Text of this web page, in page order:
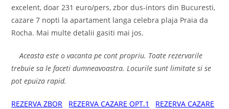
excelent, doar 231 euro/pers, zbor dus-intors din Bucuresti,
cazare 7 nopti la apartament langa celebra plaja Praia da
Rocha. Mai multe detalii gasiti mai jos.
Aceasta este o vacanta pe cont propriu. Toate rezervarile
trebuie sa le faceti dumneavoastra. Locurile sunt limitate si se
pot epuiza rapid.
REZERVA ZBOR REZERVA CAZARE OPT.1
REZERVA CAZARE